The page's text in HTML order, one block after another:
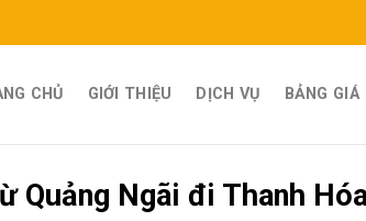
BẢO
CHỦ GIỚI THIỆU DỊCH VỤ BẢNG GIÁ
Quảng Ngãi đi Thanh